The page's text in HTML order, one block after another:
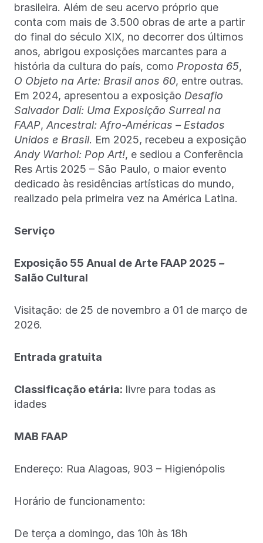
brasileira. Além de seu acervo próprio que
conta com mais de 3.500 obras de arte a partir
do final do século XIX, no decorrer dos últimos
anos, abrigou exposições marcantes para a
história da cultura do país, como Proposta 65,
O Objeto na Arte: Brasil anos 60, entre outras.
Em 2024, apresentou a exposição Desafio
Salvador Dalí: Uma Exposição Surreal na
FAAP, Ancestral: Afro-Américas – Estados
Unidos e Brasil. Em 2025, recebeu a exposição
Andy Warhol: Pop Art!, e sediou a Conferência
Res Artis 2025 – São Paulo, o maior evento
dedicado às residências artísticas do mundo,
realizado pela primeira vez na América Latina.
Serviço
Exposição 55 Anual de Arte FAAP 2025 –
Salão Cultural
Visitação: de 25 de novembro a 01 de março de
2026.
Entrada gratuita
Classificação etária: livre para todas as
idades
MAB FAAP
Endereço: Rua Alagoas, 903 – Higienópolis
Horário de funcionamento:
De terça a domingo, das 10h às 18h